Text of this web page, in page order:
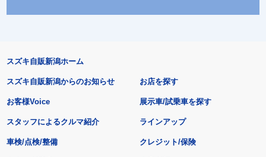
スズキ自販新潟ホーム
スズキ自販新潟からのお知らせ
お客様Voice
スタッフによるクルマ紹介
お店を探す
展示車/試乗車を探す
ラインアップ
車検/点検/整備 クレジット/保険